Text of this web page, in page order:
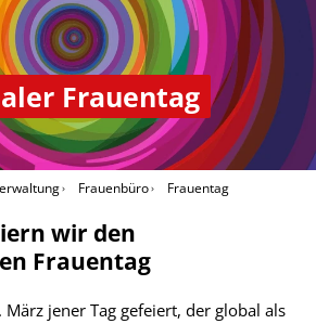
Frauentag
Frauenbüro Frauentag
wir den
Frauentag
jener Tag gefeiert, der global als